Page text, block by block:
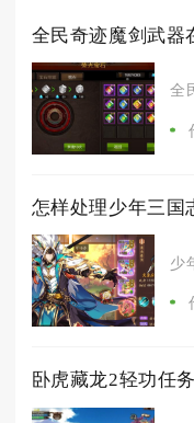
全民奇迹魔剑武器
全
怎样处理少年三国
少
卧虎藏龙2轻功任